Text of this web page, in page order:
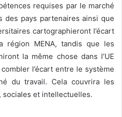
requises par le marché
des pays partenaires ainsi que
cartographieront l’écart
région MENA, tandis que les
la même chose dans l’UE
l’écart entre le système
du travail. Cela couvrira les
et intellectuelles.